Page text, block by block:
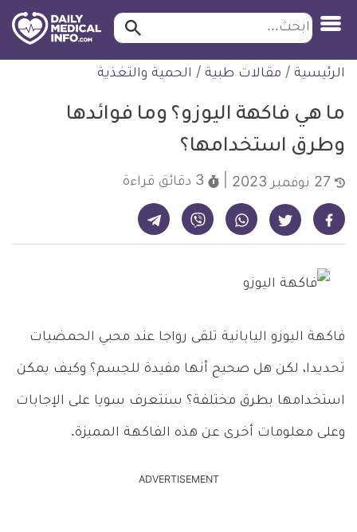
التخطي
للمحتوى
طبية
ابحث ابحث…
الرئيسية / مقالات طبية / الحمية والتغذية
ما هي فاكهة اليوزو؟ وما فوائدها
وطرق استخدامها؟
3 دقائق قراءة
شارك على فيسبوك - ديلي ميديكال انفو شارك على تويتر - ديلي ميديكال انفو شارك على واتساب - ديلي ميديكال انفو شارك على فايبر - ديلي ميديكال انفو شارك على تيليجرام - ديلي ميديكال انفو
فاكهة اليوزو اليابانية تلقى رواجا عند محبي الحمضيات
تحديدا، لكن هل صحيح أنها مفيدة للجسم؟ وكيف يمكن
استخدامها بطرق مختلفة؟ سنتعرف سويا على الإجابات
وعلى معلومات أخرى عن هذه الفاكهة المميزة.
ADVERTISEMENT